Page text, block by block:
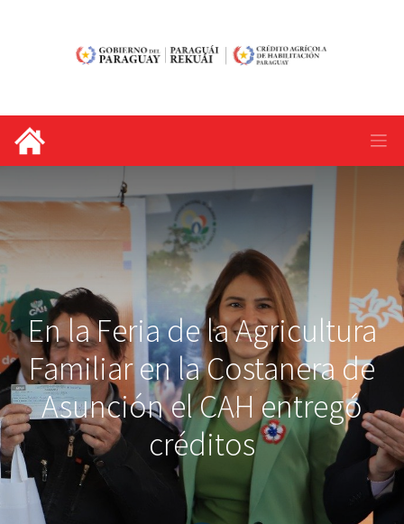
En la Feria de la Agricultura
Familiar en la Costanera de
Asunción el CAH entregó
créditos